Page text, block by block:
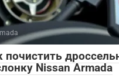
почистить
Nissan Armada